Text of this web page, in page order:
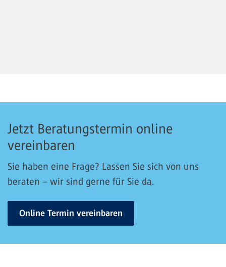
Jetzt Beratungstermin online
vereinbaren
Sie haben eine Frage? Lassen Sie sich von uns
beraten – wir sind gerne für Sie da.
Online Termin vereinbaren